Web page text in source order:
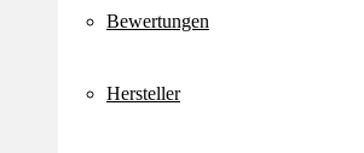
Bewertungen
Hersteller